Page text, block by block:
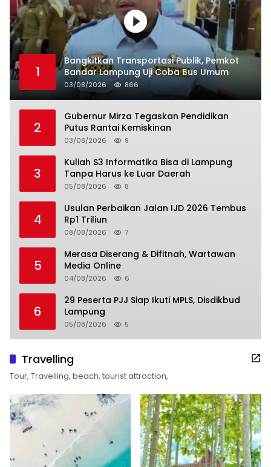
1
Bangkitkan Transportasi Publik, Pemkot
Bandar Lampung Uji Coba Bus Umum
03/08/2026 866
2
Gubernur Mirza Tegaskan Pendidikan
Putus Rantai Kemiskinan
03/08/2026 9
3
Kuliah S3 Informatika Bisa di Lampung
Tanpa Harus ke Luar Daerah
05/08/2026 8
4
Usulan Perbaikan Jalan IJD 2026 Tembus
Rp1 Triliun
08/08/2026 7
5
Merasa Diserang & Difitnah, Wartawan
Media Online
04/08/2026 6
6
29 Peserta PJJ Siap Ikuti MPLS, Disdikbud
Lampung
05/08/2026 5
Travelling
Tour, Travelling, beach, tourist attraction,